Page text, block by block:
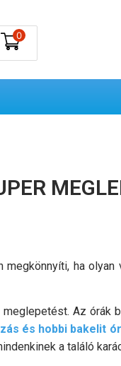
0
megkönnyíti, ha
Az órák
és hobbi bakelit
a találó